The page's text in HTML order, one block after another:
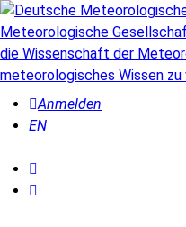
Anmelden
EN